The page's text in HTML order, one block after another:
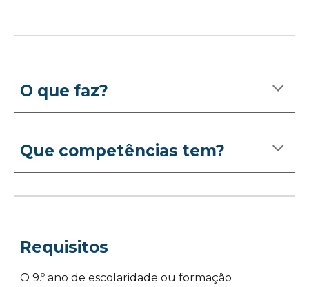
O que faz?
Que competências tem?
Requisitos
O 9.º ano de escolaridade ou formação